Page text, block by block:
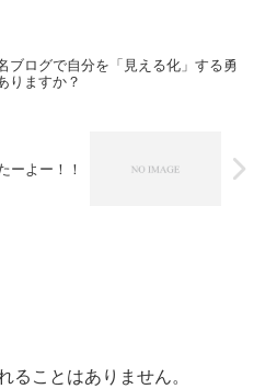
ブログで自分を「見える化」する勇
りますか？
ーよー！！
ることはありません。